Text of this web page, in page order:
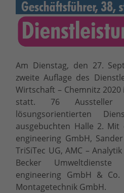
Am Dienstag, den 27.
zweite Auflage des
Wirtschaft – Chemnitz
statt. 76 Aussteller
lösungsorientierten
ausgebuchten Halle 2.
engineering GmbH,
TriSiTec UG, AMC –
Becker
engineering GmbH &
Montagetechnik GmbH.